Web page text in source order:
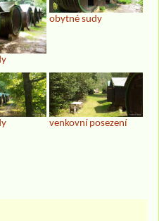
obytné sudy
venkovní posezení